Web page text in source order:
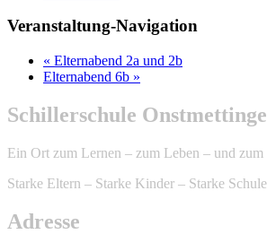
Veranstaltung-Navigation
« Elternabend 2a und 2b
Elternabend 6b »
Schillerschule
Ein Ort zum Lernen – zum Leben – und
Starke Eltern – Starke Kinder – Starke Schule
Adresse